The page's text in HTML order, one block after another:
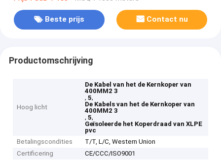
Beste prijs Contact nu
Productomschrijving
Hoog licht
De Kabel van het de Kernkoper van
400MM2 3
,5,
De Kabels van het de Kernkoper van
400MM2 3
,5,
Geïsoleerde het Koperdraad van XLPE
pvc
Betalingscondities
T/T, L/C, Western Union
Certificering
CE/CCC/ISO9001